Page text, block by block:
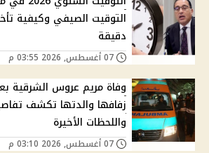
دقيقة
وفاة مريم عروس الشرقية
زفافها والدتها تكشف
واللحظات الأخيرة